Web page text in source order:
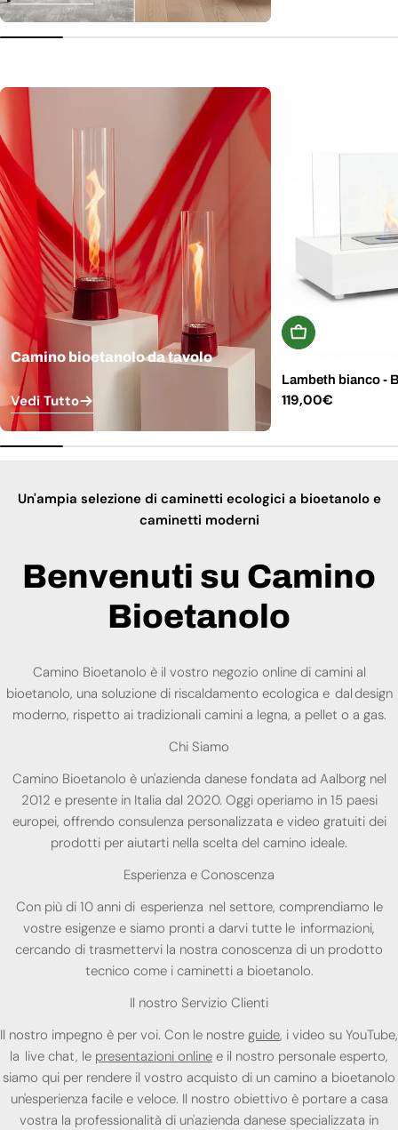
Camino bioetanolo da tavolo
Vedi Tutto
Aggiungi Al
Lambeth bianco -
Prezzo
119,00€
Un'ampia selezione di caminetti ecologici a bioetanolo e
caminetti moderni
Benvenuti su Camino
Bioetanolo
Camino Bioetanolo è il vostro negozio online di camini al
bioetanolo, una soluzione di riscaldamento ecologica e dal design
moderno, rispetto ai tradizionali camini a legna, a pellet o a gas.
Chi Siamo
Camino Bioetanolo è un'azienda danese fondata ad Aalborg nel
2012 e presente in Italia dal 2020. Oggi operiamo in 15 paesi
europei, offrendo consulenza personalizzata e video gratuiti dei
prodotti per aiutarti nella scelta del camino ideale.
Esperienza e Conoscenza
Con più di 10 anni di esperienza nel settore, comprendiamo le
vostre esigenze e siamo pronti a darvi tutte le informazioni,
cercando di trasmettervi la nostra conoscenza di un prodotto
tecnico come i caminetti a bioetanolo.
Il nostro Servizio Clienti
Il nostro impegno è per voi. Con le nostre guide, i video su YouTube,
la live chat, le presentazioni online e il nostro personale esperto,
siamo qui per rendere il vostro acquisto di un camino a bioetanolo
un'esperienza facile e veloce. Il nostro obiettivo è portare a casa
vostra la professionalità di un'azienda danese specializzata in